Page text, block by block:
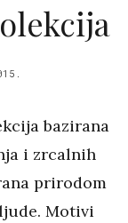
bazirana
i zrcalnih
prirodom
Motivi